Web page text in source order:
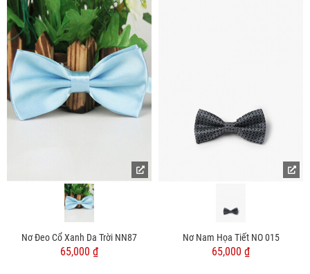
Nơ Đeo Cổ Xanh Da Trời NN87
65,000 ₫
Nơ Nam Họa Tiết NO 015
65,000 ₫